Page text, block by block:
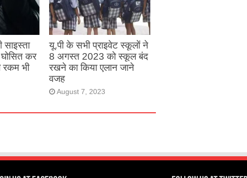
साइस्ता
कर
रकम भी
यू.पी के सभी प्राइवेट स्कूलों ने
8 अगस्त 2023 को स्कूल बंद
रखने का किया एलान जाने
वजह
August 7, 2023